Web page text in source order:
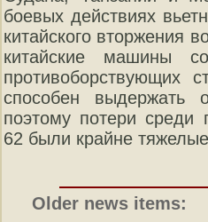
боевых действиях
китайского вторжения
китайские машины
противоборствующих
способен выдержать
поэтому потери среди
62 были крайне
Older news items: